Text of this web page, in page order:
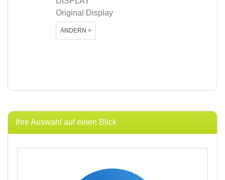
Original Display
ÄNDERN >
Ihre Auswahl auf einen Blick